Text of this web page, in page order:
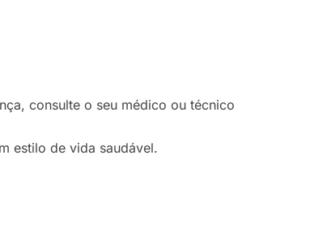
consulte o seu médico ou técnico
estilo de vida saudável.